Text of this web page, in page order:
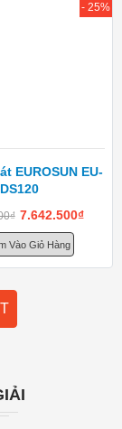
EUROSUN EU-
DS120
₫ 7.642.500₫
Vào Giỏ Hàng
- 25%